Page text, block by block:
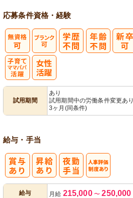
応募条件資格・経験
試用期間
あり
試用期間中の労働条件変更あり
3ヶ月(同条件)
給与・手当
給与 月給 215,000 〜 250,000